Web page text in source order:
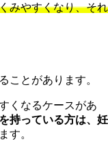
みやすくなり、それ
ことがあります。
くなるケースがあ
持っている方は、妊
す。